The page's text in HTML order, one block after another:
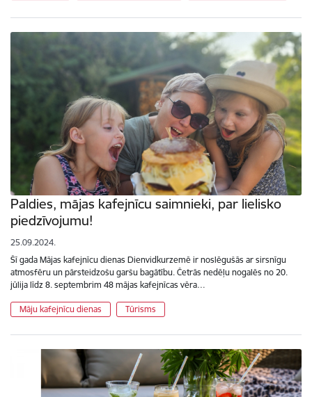
Paldies, mājas kafejnīcu saimnieki, par lielisko
piedzīvojumu!
25.09.2024.
Šī gada Mājas kafejnīcu dienas Dienvidkurzemē ir noslēgušās ar sirsnīgu
atmosfēru un pārsteidzošu garšu bagātību. Četrās nedēļu nogalēs no 20.
jūlija līdz 8. septembrim 48 mājas kafejnīcas vēra…
Māju kafejnīcu dienas Tūrisms